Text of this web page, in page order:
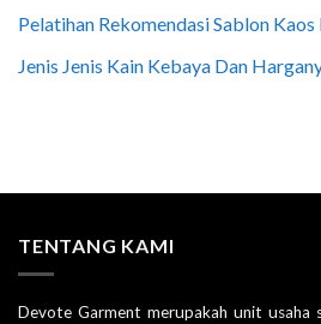
Pelatihan Rekomendasi Sablon
Jenis Jenis Kain Kebaya Dan
TENTANG KAMI
Devote Garment merupakah unit usaha